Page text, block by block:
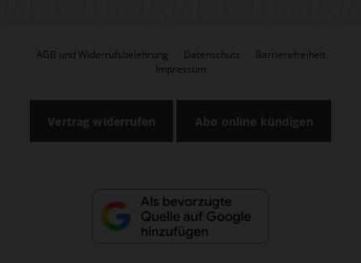
AGB und Widerrufsbelehrung Datenschutz
Barrierefreiheit
Impressum
Vertrag widerrufen Abo online kündigen